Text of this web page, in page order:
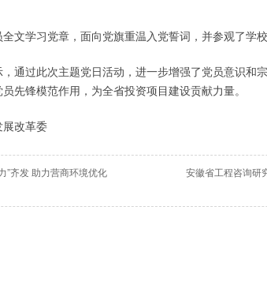
文学习党章，面向党旗重温入党誓词，并参观了学
通过此次主题党日活动，进一步增强了党员意识和
先锋模范作用，为全省投资项目建设贡献力量。
改革委
”齐发 助力营商环境优化
安徽省工程咨询研